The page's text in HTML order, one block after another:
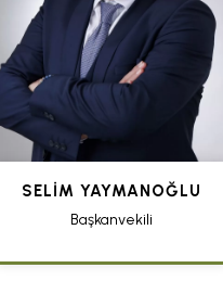
SELIM YAYMANOĞLU
Başkanvekili